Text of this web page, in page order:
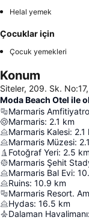
Helal yemek
Çocuklar için
Çocuk yemekleri
Konum
Siteler, 209. Sk.
Moda Beach Otel ile
Marmaris Amfitiyatro
Marmaris: 2.1 km
Marmaris Kalesi: 2.1
Marmaris Müzesi: 2.1
Fotoğraf Yeri: 2.5 km
Marmaris Şehit
Marmaris Bal Evi:
Ruins: 10.9 km
Marmaris Resort.
Hydas: 16.5 km
Dalaman Havalimanı: